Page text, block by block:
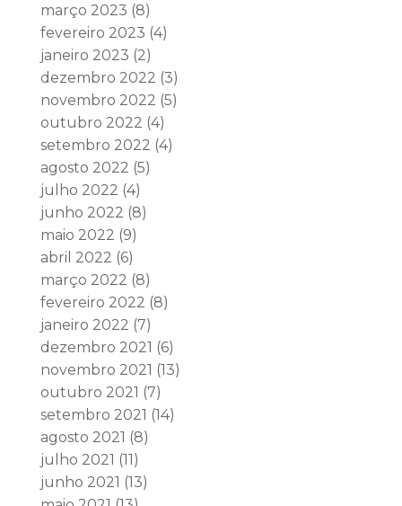
março 2023 (8)
fevereiro 2023 (4)
janeiro 2023 (2)
dezembro 2022 (3)
novembro 2022 (5)
outubro 2022 (4)
setembro 2022 (4)
agosto 2022 (5)
julho 2022 (4)
junho 2022 (8)
maio 2022 (9)
abril 2022 (6)
março 2022 (8)
fevereiro 2022 (8)
janeiro 2022 (7)
dezembro 2021 (6)
novembro 2021 (13)
outubro 2021 (7)
setembro 2021 (14)
agosto 2021 (8)
julho 2021 (11)
junho 2021 (13)